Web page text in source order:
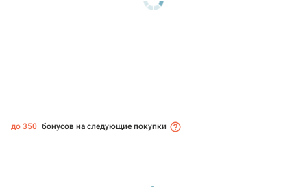
до 350 бонусов на следующие покупки